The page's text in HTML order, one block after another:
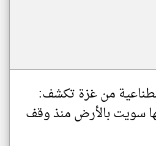
من غزة تكشف:
سويت بالأرض منذ وقف